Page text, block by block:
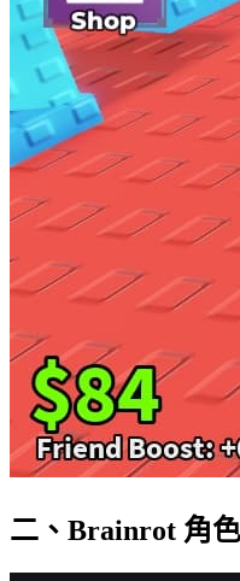
二、Brainrot 角